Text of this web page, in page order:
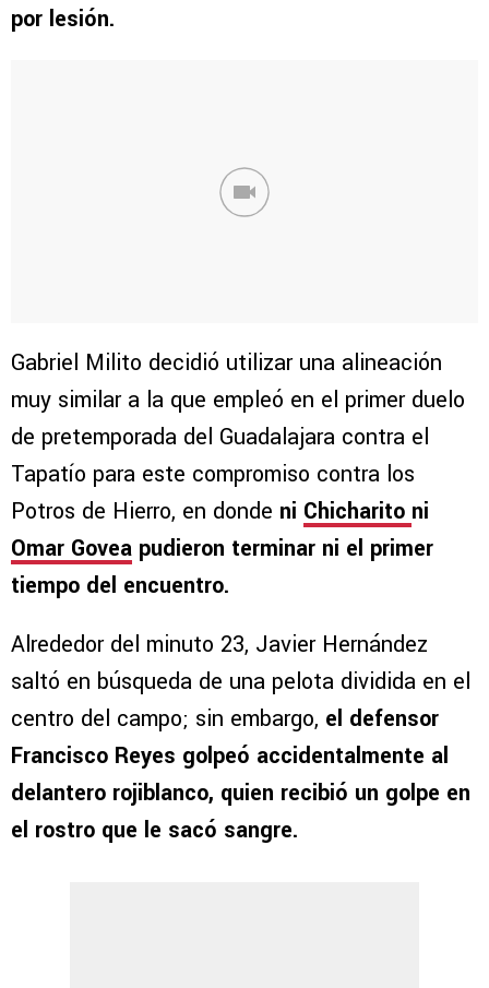
por lesión.
Gabriel Milito decidió utilizar una alineación
muy similar a la que empleó en el primer duelo
de pretemporada del Guadalajara contra el
Tapatío para este compromiso contra los
Potros de Hierro, en donde ni Chicharito ni
Omar Govea pudieron terminar ni el primer
tiempo del encuentro.
Alrededor del minuto 23, Javier Hernández
saltó en búsqueda de una pelota dividida en el
centro del campo; sin embargo, el defensor
Francisco Reyes golpeó accidentalmente al
delantero rojiblanco, quien recibió un golpe en
el rostro que le sacó sangre.